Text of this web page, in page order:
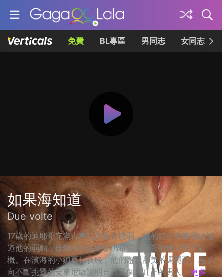
免費 BL專區 男同志 女同志
如果海知道
Due volte
17歲的迪耶哥充滿青春活力卻又脆弱，他的好友安東尼歐知
道他的弱點，雖然不以為意卻仍希望迪耶哥能建立男子氣
概。在濱海的小鎮夏日夜晚，他們邂逅甜美的瑪麗亞。為了
向不斷挑釁的安東尼歐證明自己是個「真正的男人... 更多